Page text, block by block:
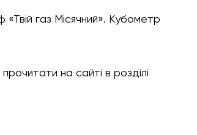
«Твій газ Місячний». Кубометр
на сайті в розділі